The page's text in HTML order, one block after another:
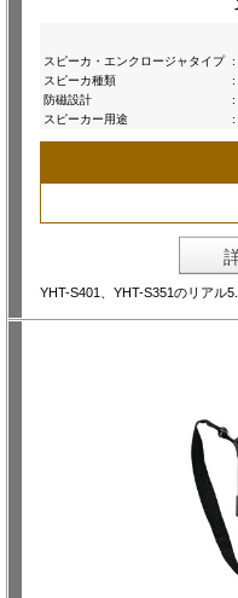
スピーカ・エンクロージャタイプ :
スピーカ種類
:
防磁設計
:
スピーカー用途
:
YHT-S401、YHT-S351のリアル